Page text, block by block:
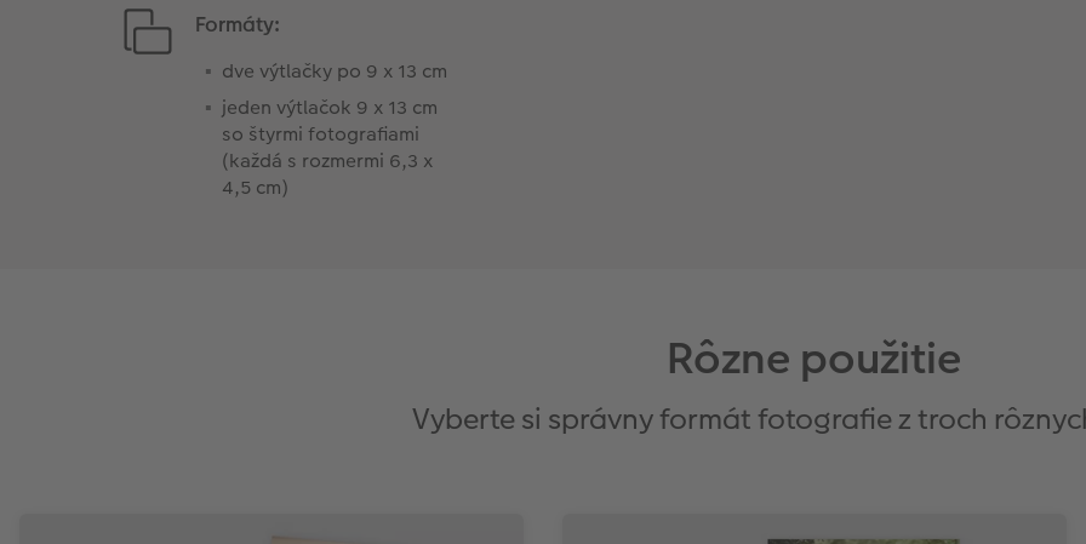
Formáty:
dve výtlačky po 9 x 13 cm
jeden výtlačok 9 x 13 cm
so štyrmi fotografiami
(každá s rozmermi 6,3 x
4,5 cm)
Rôzne použitie
Vyberte si správny formát fotografie z troch